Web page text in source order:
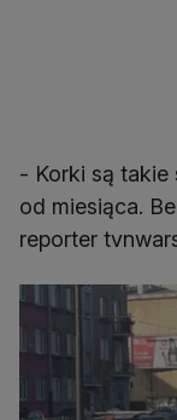
- Korki są takie
od miesiąca.
reporter